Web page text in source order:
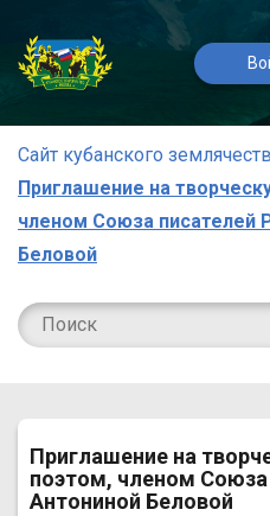
Сайт кубанского
Приглашение на
членом Союза писателей
Беловой
Приглашение на
поэтом, членом Союза
Антониной Беловой